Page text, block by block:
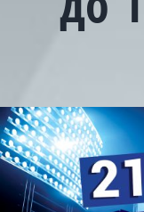
View
Larger
Image